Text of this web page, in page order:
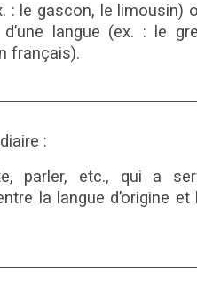
: le gascon, le limousin)
langue (ex. : le
français).
:
parler, etc., qui a
la langue d’origine et